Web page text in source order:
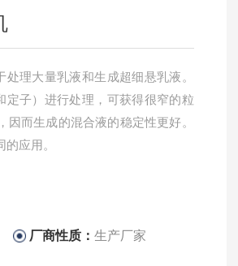
理大量乳液和生成超细悬乳液。
定子）进行处理，可获得很窄的粒
而生成的混合液的稳定性更好。
应用。
厂商性质：生产厂家